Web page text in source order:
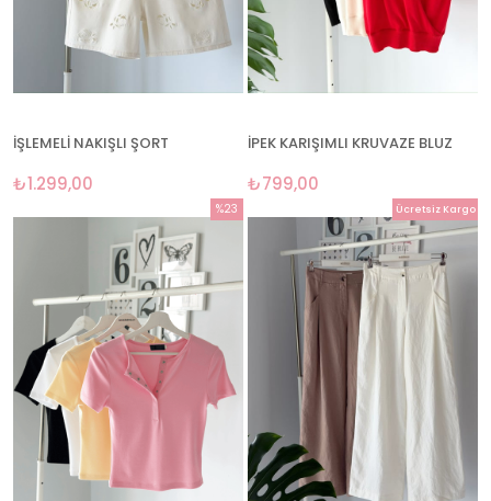
İŞLEMELİ NAKIŞLI ŞORT
₺1.299,00
İPEK KARIŞIMLI KRUVAZE BLUZ
₺799,00
%23
Ücretsiz Kargo